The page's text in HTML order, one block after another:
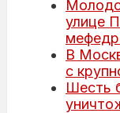
улице
В
с
Шесть